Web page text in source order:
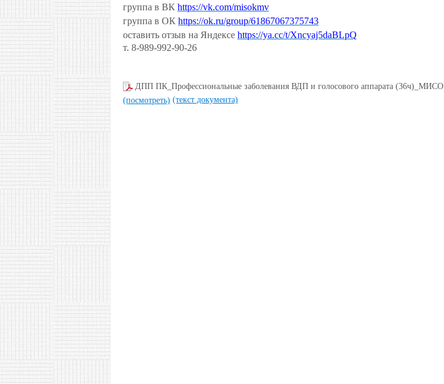
группа в ВК https://vk.com/misokmv
группа в ОК https://ok.ru/group/61867067375743
оставить отзыв на Яндексе https://ya.cc/t/Xncyaj5daBLpQ
т. 8-989-992-90-26
ДПП ПК_Профессиональные заболевания ВДП и голосового аппарата (36ч)_МИСО
(посмотреть) (текст документа)